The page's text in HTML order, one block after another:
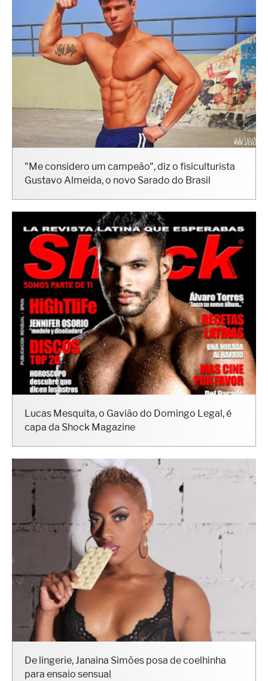
"Me considero um campeão", diz o fisiculturista
Gustavo Almeida, o novo Sarado do Brasil
Lucas Mesquita, o Gavião do Domingo Legal, é
capa da Shock Magazine
De lingerie, Janaina Simões posa de coelhinha
para ensaio sensual